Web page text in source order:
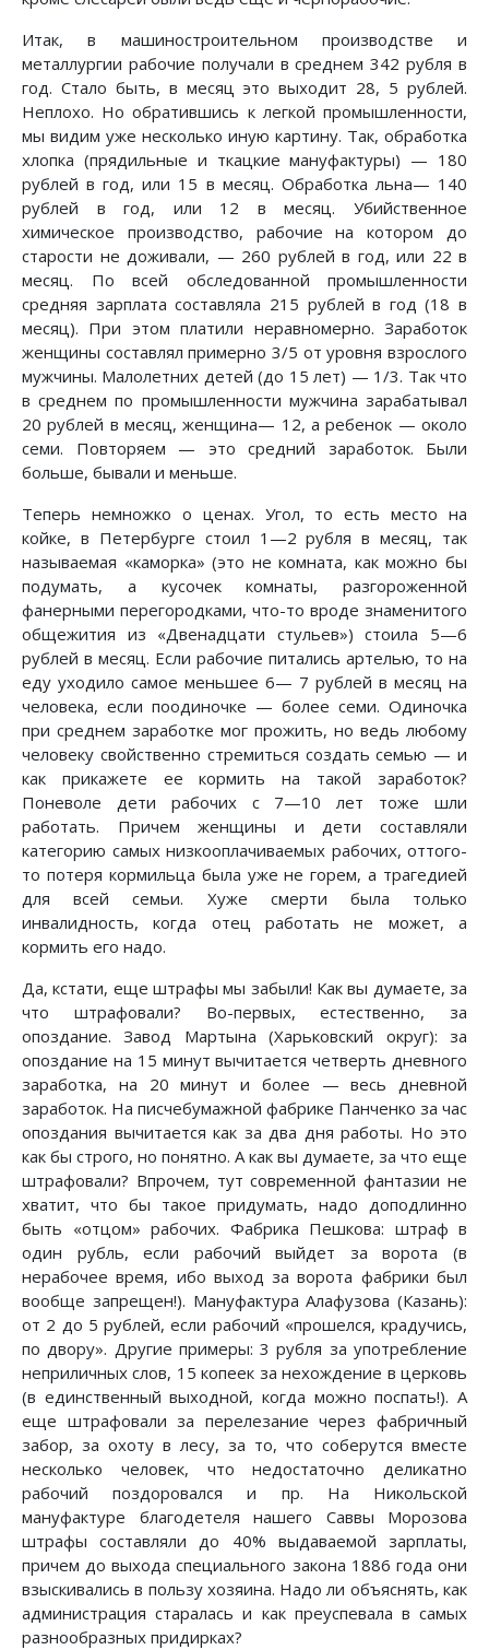
Итак, в машиностроительном производстве и
металлургии рабочие получали в среднем 342 рубля в
год. Стало быть, в месяц это выходит 28, 5 рублей.
Неплохо. Но обратившись к легкой промышленности,
мы видим уже несколько иную картину. Так, обработка
хлопка (прядильные и ткацкие мануфактуры) — 180
рублей в год, или 15 в месяц. Обработка льна— 140
рублей в год, или 12 в месяц. Убийственное
химическое производство, рабочие на котором до
старости не доживали, — 260 рублей в год, или 22 в
месяц. По всей обследованной промышленности
средняя зарплата составляла 215 рублей в год (18 в
месяц). При этом платили неравномерно. Заработок
женщины составлял примерно 3/5 от уровня взрослого
мужчины. Малолетних детей (до 15 лет) — 1/3. Так что
в среднем по промышленности мужчина зарабатывал
20 рублей в месяц, женщина— 12, а ребенок — около
семи. Повторяем — это средний заработок. Были
больше, бывали и меньше.
Теперь немножко о ценах. Угол, то есть место на
койке, в Петербурге стоил 1—2 рубля в месяц, так
называемая «каморка» (это не комната, как можно бы
подумать, а кусочек комнаты, разгороженной
фанерными перегородками, что-то вроде знаменитого
общежития из «Двенадцати стульев») стоила 5—6
рублей в месяц. Если рабочие питались артелью, то на
еду уходило самое меньшее 6— 7 рублей в месяц на
человека, если поодиночке — более семи. Одиночка
при среднем заработке мог прожить, но ведь любому
человеку свойственно стремиться создать семью — и
как прикажете ее кормить на такой заработок?
Поневоле дети рабочих с 7—10 лет тоже шли
работать. Причем женщины и дети составляли
категорию самых низкооплачиваемых рабочих, оттого-
то потеря кормильца была уже не горем, а трагедией
для всей семьи. Хуже смерти была только
инвалидность, когда отец работать не может, а
кормить его надо.
Да, кстати, еще штрафы мы забыли! Как вы думаете, за
что штрафовали? Во-первых, естественно, за
опоздание. Завод Мартына (Харьковский округ): за
опоздание на 15 минут вычитается четверть дневного
заработка, на 20 минут и более — весь дневной
заработок. На писчебумажной фабрике Панченко за час
опоздания вычитается как за два дня работы. Но это
как бы строго, но понятно. А как вы думаете, за что еще
штрафовали? Впрочем, тут современной фантазии не
хватит, что бы такое придумать, надо доподлинно
быть «отцом» рабочих. Фабрика Пешкова: штраф в
один рубль, если рабочий выйдет за ворота (в
нерабочее время, ибо выход за ворота фабрики был
вообще запрещен!). Мануфактура Алафузова (Казань):
от 2 до 5 рублей, если рабочий «прошелся, крадучись,
по двору». Другие примеры: 3 рубля за употребление
неприличных слов, 15 копеек за нехождение в церковь
(в единственный выходной, когда можно поспать!). А
еще штрафовали за перелезание через фабричный
забор, за охоту в лесу, за то, что соберутся вместе
несколько человек, что недостаточно деликатно
рабочий поздоровался и пр. На Никольской
мануфактуре благодетеля нашего Саввы Морозова
штрафы составляли до 40% выдаваемой зарплаты,
причем до выхода специального закона 1886 года они
взыскивались в пользу хозяина. Надо ли объяснять, как
администрация старалась и как преуспевала в самых
разнообразных придирках?